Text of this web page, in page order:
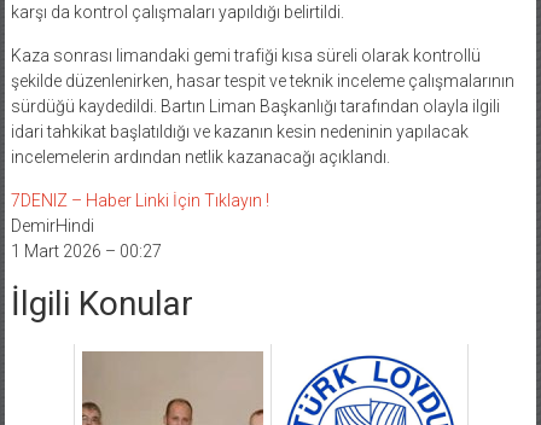
karşı da kontrol çalışmaları yapıldığı belirtildi.
Kaza sonrası limandaki gemi trafiği kısa süreli olarak kontrollü
şekilde düzenlenirken, hasar tespit ve teknik inceleme çalışmalarının
sürdüğü kaydedildi. Bartın Liman Başkanlığı tarafından olayla ilgili
idari tahkikat başlatıldığı ve kazanın kesin nedeninin yapılacak
incelemelerin ardından netlik kazanacağı açıklandı.
7DENIZ – Haber Linki İçin Tıklayın !
DemirHindi
1 Mart 2026 – 00:27
İlgili Konular